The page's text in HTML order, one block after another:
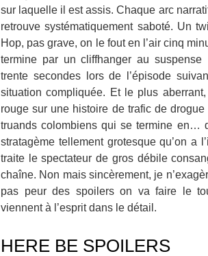
sur laquelle il est assis. Chaque arc
retrouve systématiquement saboté. Un
Hop, pas grave, on le fout en l’air cinq
termine par un cliffhanger au
trente secondes lors de l’épisode
situation compliquée. Et le plus
rouge sur une histoire de trafic de
truands colombiens qui se termine en…
stratagème tellement grotesque qu’on a
traite le spectateur de gros débile
chaîne. Non mais sincèrement, je
pas peur des spoilers on va faire le
viennent à l’esprit dans le détail.
HERE BE SPOILERS